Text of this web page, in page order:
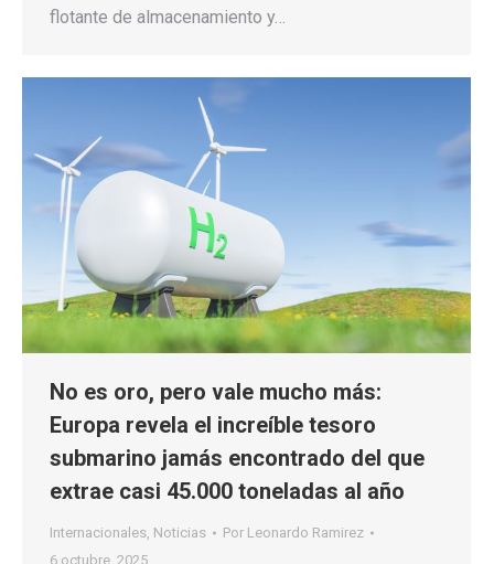
flotante de almacenamiento y…
No es oro, pero vale mucho más:
Europa revela el increíble tesoro
submarino jamás encontrado del que
extrae casi 45.000 toneladas al año
Internacionales, Noticias Por Leonardo Ramirez
6 octubre, 2025